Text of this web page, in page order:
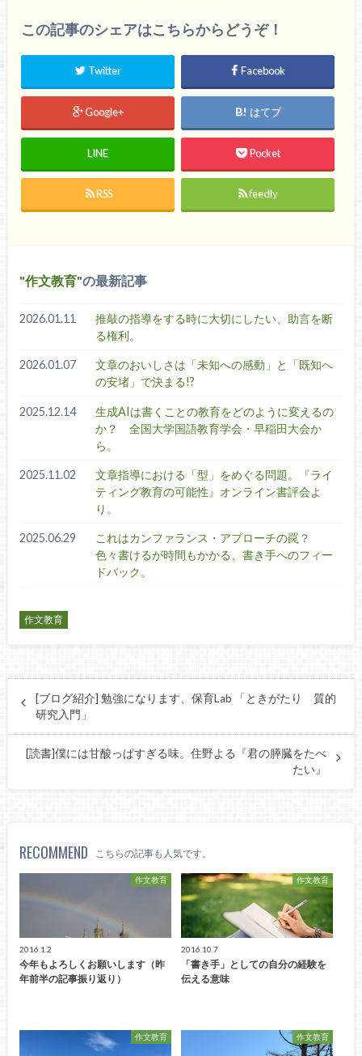
この記事のシェアはこちらからどうぞ！
Twitter Facebook
Google+ はてブ
LINE Pocket
RSS feedly
作文教育 の最新記事
2026.01.11
推敲の指導をする時に大切にしたい、助言を断
る権利。
2026.01.07
文章のおいしさは「未知への感動」と「既知へ
の安堵」で決まる!?
2025.12.14
生成AIは書くことの教育をどのように変えるの
か？ 全国大学国語教育学会・早稲田大会か
ら。
2025.11.02
文章指導における「型」をめぐる問題。『ライ
ティング教育の可能性』オンライン書評会よ
り。
2025.06.29
これはカンファランス・アプローチの罠？
色々書けるが時間もかかる、書き手へのフィー
ドバック。
作文教育
[ブログ紹介] 勉強になります、保育Lab 「ときがたり 質的
研究入門」
[読書]僕には甘酸っぱすぎる味。住野よる『君の膵臓をたべ
たい』
RECOMMEND こちらの記事も人気です。
作文教育
2016.1.2
今年もよろしくお願いします（昨
年前半の記事振り返り）
作文教育
2016.10.7
「書き手」としての自分の経験を
伝える意味
作文教育 作文教育